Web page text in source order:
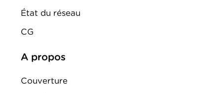
État du réseau
CG
A propos
Couverture